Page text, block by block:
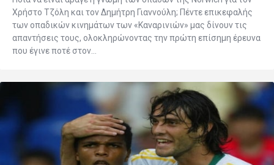
Χρήστο Τζόλη και τον Δημήτρη Γιαννούλη; Πέντε επικεφαλής
των οπαδικών κινημάτων των «Καναρινιών» μας δίνουν τις
απαντήσεις τους, ολοκληρώνοντας την πρώτη επίσημη έρευνα
που έγινε ποτέ στον…